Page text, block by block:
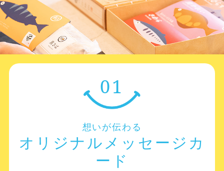
01
想いが伝わる
オリジナルメッセージカ
ード